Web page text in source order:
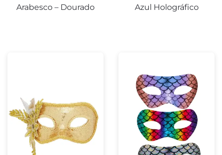
Arabesco – Dourado
Azul Holográfico